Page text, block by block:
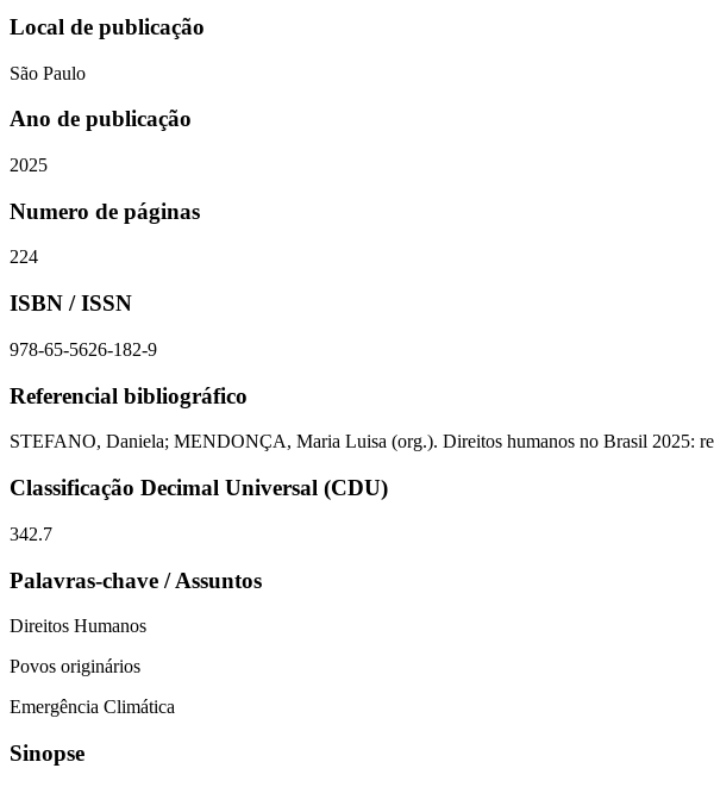
Local de publicação
São Paulo
Ano de publicação
2025
Numero de páginas
224
ISBN / ISSN
978-65-5626-182-9
Referencial bibliográfico
STEFANO, Daniela; MENDONÇA, Maria Luisa (org.). Direitos humanos no Brasil 2025:
Classificação Decimal Universal (CDU)
342.7
Palavras-chave / Assuntos
Direitos Humanos
Povos originários
Emergência Climática
Sinopse